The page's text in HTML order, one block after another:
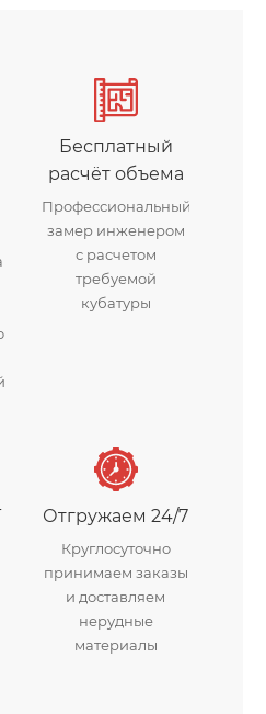
Бесплатный
расчёт объема
Профессиональный
замер инженером
с расчетом
требуемой
кубатуры
Отгружаем 24/7
Круглосуточно
принимаем заказы
и доставляем
нерудные
материалы